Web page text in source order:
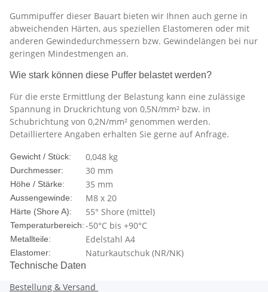
Gummipuffer dieser Bauart bieten wir Ihnen auch gerne in
abweichenden Härten, aus speziellen Elastomeren oder mit
anderen Gewindedurchmessern bzw. Gewindelängen bei nur
geringen Mindestmengen an.
Wie stark können diese Puffer belastet werden?
Für die erste Ermittlung der Belastung kann eine zulässige
Spannung in Druckrichtung von 0,5N/mm² bzw. in
Schubrichtung von 0,2N/mm² genommen werden.
Detailliertere Angaben erhalten Sie gerne auf Anfrage.
Technische Daten
Gewicht / Stück: 0,048 kg
Durchmesser: 30 mm
Höhe / Stärke: 35 mm
Aussengewinde: M8 x 20
Härte (Shore A): 55° Shore (mittel)
Temperaturbereich:-50°C bis +90°C
Metallteile: Edelstahl A4
Elastomer: Naturkautschuk (NR/NK)
Bestellung & Versand